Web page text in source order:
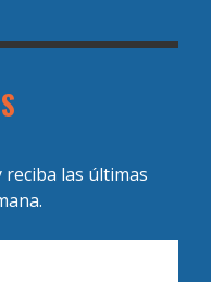
las últimas